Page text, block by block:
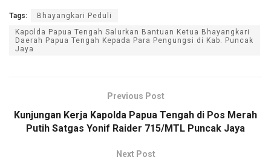
Tags:
Bhayangkari Peduli
Kapolda Papua Tengah Salurkan Bantuan Ketua Bhayangkari
Daerah Papua Tengah Kepada Para Pengungsi di Kab. Puncak
Jaya
Previous Post
Kunjungan Kerja Kapolda Papua Tengah di Pos Merah
Putih Satgas Yonif Raider 715/MTL Puncak Jaya
Next Post